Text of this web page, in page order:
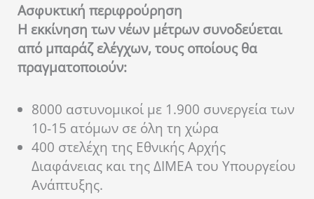
Ασφυκτική περιφρούρηση
Η εκκίνηση των νέων μέτρων συνοδεύεται
από μπαράζ ελέγχων, τους οποίους θα
πραγματοποιούν:
8000 αστυνομικοί με 1.900 συνεργεία των
10-15 ατόμων σε όλη τη χώρα
400 στελέχη της Εθνικής Αρχής
Διαφάνειας και της ΔΙΜΕΑ του Υπουργείου
Ανάπτυξης.